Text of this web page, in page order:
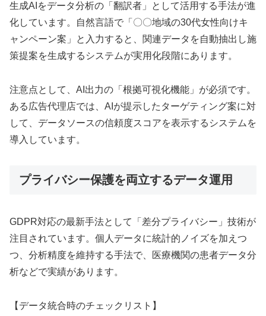
生成AIをデータ分析の「翻訳者」として活用する手法が進
化しています。自然言語で「〇〇地域の30代女性向けキ
ャンペーン案」と入力すると、関連データを自動抽出し施
策提案を生成するシステムが実用化段階にあります。
注意点として、AI出力の「根拠可視化機能」が必須です。
ある広告代理店では、AIが提示したターゲティング案に対
して、データソースの信頼度スコアを表示するシステムを
導入しています。
プライバシー保護を両立するデータ運用
GDPR対応の最新手法として「差分プライバシー」技術が
注目されています。個人データに統計的ノイズを加えつ
つ、分析精度を維持する手法で、医療機関の患者データ分
析などで実績があります。
【データ統合時のチェックリスト】